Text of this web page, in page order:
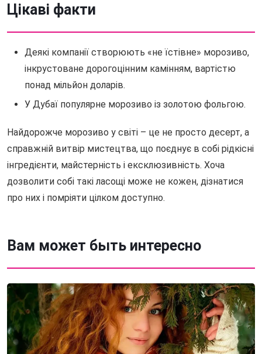
Цікаві факти
Деякі компанії створюють «не їстівне» морозиво,
інкрустоване дорогоцінним камінням, вартістю
понад мільйон доларів.
У Дубаї популярне морозиво із золотою фольгою.
Найдорожче морозиво у світі – це не просто десерт, а
справжній витвір мистецтва, що поєднує в собі рідкісні
інгредієнти, майстерність і ексклюзивність. Хоча
дозволити собі такі ласощі може не кожен, дізнатися
про них і помріяти цілком доступно.
Вам может быть интересно